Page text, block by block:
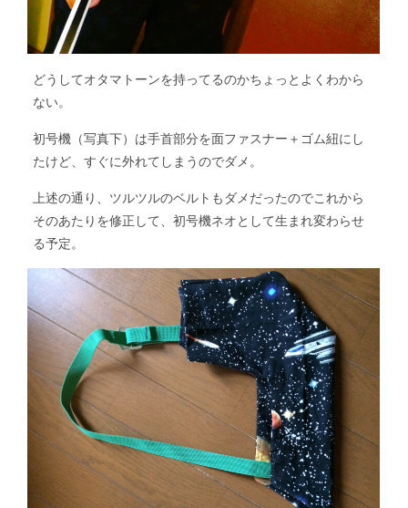
どうしてオタマトーンを持ってるのかちょっとよくわから
ない。
初号機（写真下）は手首部分を面ファスナー＋ゴム紐にし
たけど、すぐに外れてしまうのでダメ。
上述の通り、ツルツルのベルトもダメだったのでこれから
そのあたりを修正して、初号機ネオとして生まれ変わらせ
る予定。